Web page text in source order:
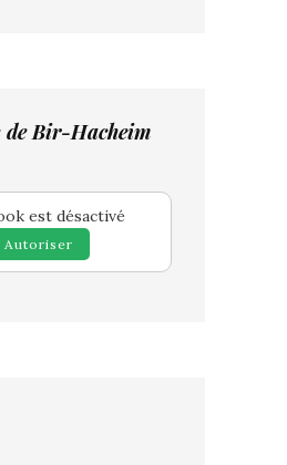
de Bir-Hacheim
est désactivé
Autoriser